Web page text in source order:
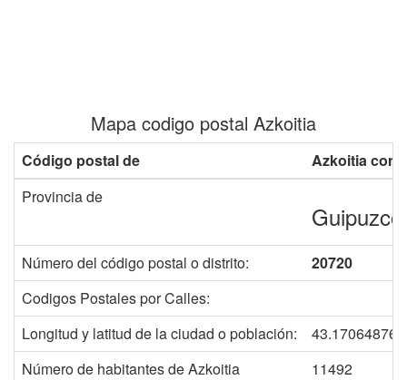
Mapa codigo postal Azkoitia
Código postal de
Azkoitia con
Provincia de
Número del código postal o distrito:
20720
Codigos Postales por Calles:
Longitud y latitud de la ciudad o población:
Número de habitantes de Azkoitia
11492